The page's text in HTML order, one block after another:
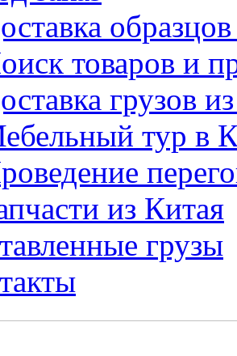
товаров и
грузов
тур в
из Китая
грузы